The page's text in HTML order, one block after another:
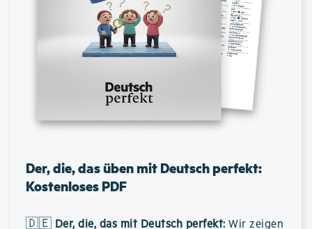
Der, die, das üben mit Deutsch perfekt:
Kostenloses PDF
🇩🇪 Der, die, das mit Deutsch perfekt: Wir zeigen